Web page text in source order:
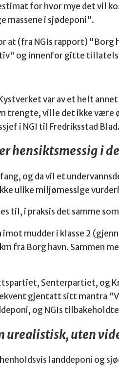
for hvor mye det vil
massene i sjødeponi".
(fra NGIs rapport) "Borg
og innenfor gitte
var av et helt
trengte, ville det ikke
i NGI til Fredriksstad Blad.
hensiktsmessig i
og da vil et
ulike miljømessige
til, i praksis det samme
mudder i klasse 2
fra Borg havn. Sammen
Senterpartiet, og
gjentatt sitt mantra
og NGIs
urealistisk, uten
landdeponi og